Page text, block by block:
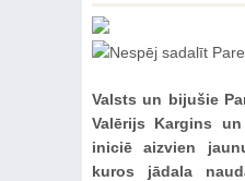
Valsts un bijušie
Valērijs Kargins
iniciē aizvien
kuros jādala